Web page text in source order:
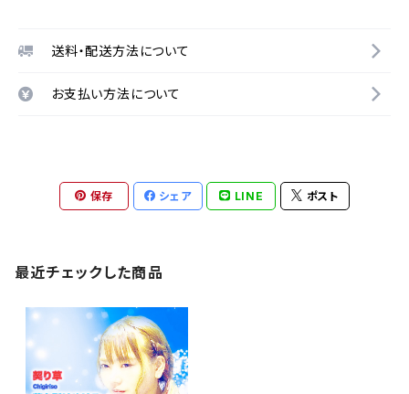
送料・配送方法について
お支払い方法について
保存 シェア LINE ポスト
最近チェックした商品